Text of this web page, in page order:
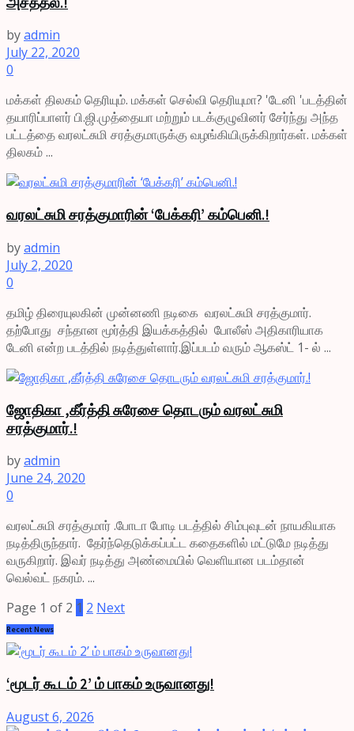
byadmin
July 22, 2020
0
மக்கள் திலகம் தெரியும். மக்கள் செல்வி தெரியுமா? 'டேனி 'படத்தின்
தயாரிப்பாளர் பி.ஜி.முத்தையா மற்றும் படக்குழுவினர் சேர்ந்து அந்த
பட்டத்தை வரலட்சுமி சரத்குமாருக்கு வழங்கியிருக்கிறார்கள். மக்கள்
திலகம் ...
வரலட்சுமி சரத்குமாரின் ‘பேக்கரி’ கம்பெனி.!
byadmin
July 2, 2020
0
தமிழ் திரையுலகின் முன்னணி நடிகை வரலட்சுமி சரத்குமார்.
தற்போது சந்தான மூர்த்தி இயக்கத்தில் போலீஸ் அதிகாரியாக
டேனி என்ற படத்தில் நடித்துள்ளார்.இப்படம் வரும் ஆகஸ்ட் 1- ல் ...
ஜோதிகா ,கீர்த்தி சுரேசை தொடரும் வரலட்சுமி
சரத்குமார்.!
byadmin
June 24, 2020
0
வரலட்சுமி சரத்குமார் .போடா போடி படத்தில் சிம்புவுடன் நாயகியாக
நடித்திருந்தார். தேர்ந்தெடுக்கப்பட்ட கதைகளில் மட்டுமே நடித்து
வருகிறார். இவர் நடித்து அண்மையில் வெளியான படம்தான்
வெல்வட் நகரம். ...
Page 1 of 2 1 2 Next
Recent News
‘மூடர் கூடம் 2’ ம் பாகம் உருவானது!
August 6, 2026